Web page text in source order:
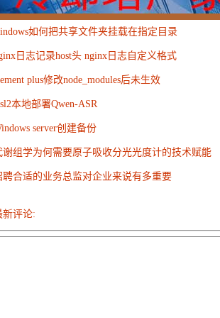
运营 Python MemCache
子 娱乐 设计 摄影 nginx
HTTP 团建 数码电器
如何把共享文件夹挂载在指定目录
日志记录host头 nginx日志自定义格式
plus修改node_modules后未生效
本地部署Qwen-ASR
server创建备份
谢组学为何需要原子吸收分光光度计的技术赋能
聘合适的业务总监对企业来说有多重要
新评论: